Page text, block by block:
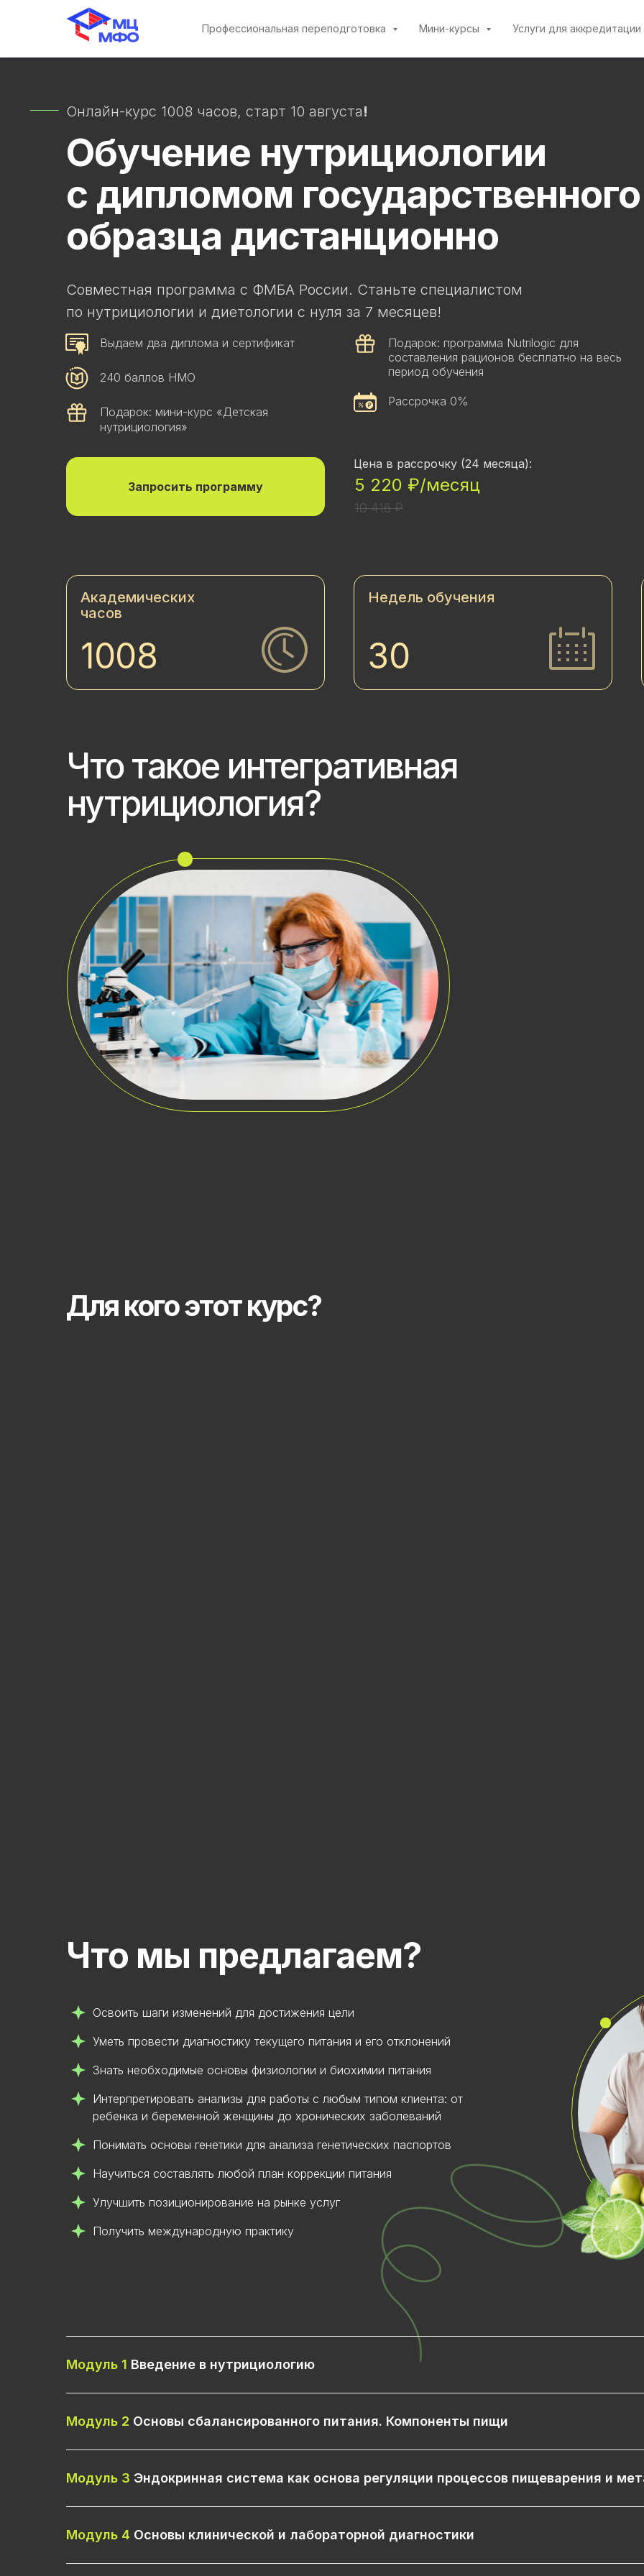
Профессиональная переподготовка Мини-курсы Услуги для аккредитации
Запросить программу
Обучение нутрициологии
с дипломом государственного
образца дистанционно
Выдаем два диплома и сертификат
Онлайн-курс 1008 часов, старт 10 августа!
Рассрочка 0%
Подарок: программа Nutrilogic для
составления рационов бесплатно на весь
период обучения
240 баллов НМО
Совместная программа с ФМБА России. Станьте специалистом
по нутрициологии и диетологии с нуля за 7 месяцев!
10 416 ₽
5 220 ₽/месяц
Цена в рассрочку (24 месяца):
Подарок: мини-курс «Детская
нутрициология»
Недель обучения
30
Академических
часов
1008
Что такое интегративная
нутрициология?
Для кого этот курс?
Уметь провести диагностику текущего питания и его отклонений
Знать необходимые основы физиологии и биохимии питания
Получить международную практику
Улучшить позиционирование на рынке услуг
Научиться составлять любой план коррекции питания
Понимать основы генетики для анализа генетических паспортов
Интерпретировать анализы для работы с любым типом клиента: от
ребенка и беременной женщины до хронических заболеваний
Освоить шаги изменений для достижения цели
Что мы предлагаем?
Модуль 1 Введение в нутрициологию
Модуль 2 Основы сбалансированного питания. Компоненты пищи
Модуль 3 Эндокринная система как основа регуляции процессов пищеварения и
Модуль 4 Основы клинической и лабораторной диагностики